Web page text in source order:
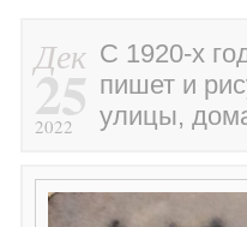
Дек
25
2022
С 1920-х
пишет и
улицы,